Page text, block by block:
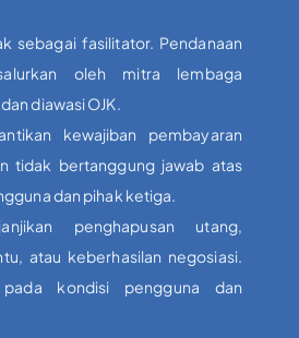
sebagai fasilitator. Pendanaan
oleh mitra lembaga
diawasi OJK.
kewajiban pembayaran
tidak bertanggung jawab atas
dan pihak ketiga.
penghapusan utang,
atau keberhasilan negosiasi.
kondisi pengguna dan